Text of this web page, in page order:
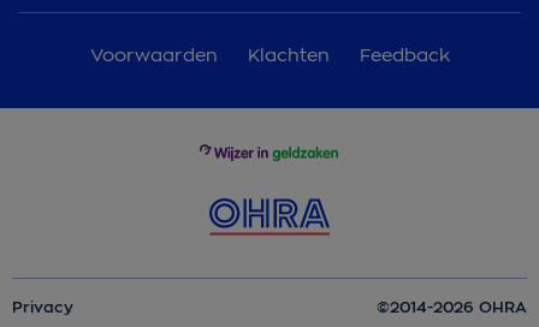
Voorwaarden Klachten Feedback
Privacy ©2014-2026 OHRA